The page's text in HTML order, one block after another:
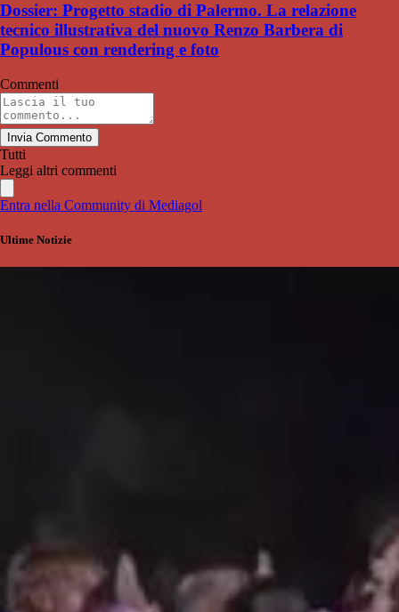
Dossier: Progetto stadio di Palermo. La relazione
tecnico illustrativa del nuovo Renzo Barbera di
Populous con rendering e foto
Commenti
Invia Commento
Tutti
Leggi altri commenti
Entra nella Community di Mediagol
Ultime Notizie